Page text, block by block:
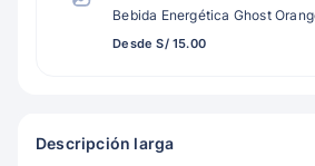
Bebida Energética Ghost
Desde S/ 15.00
Descripción larga